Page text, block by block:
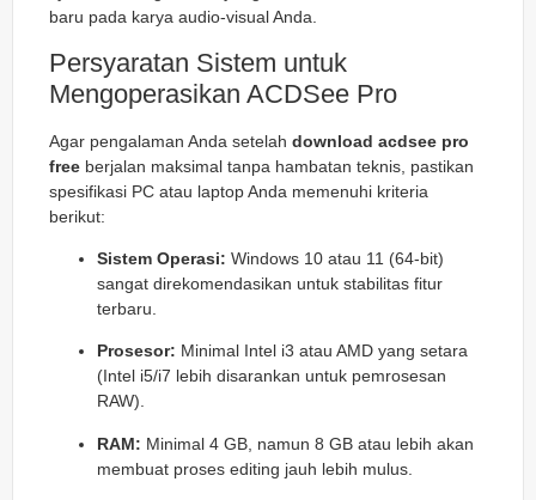
baru pada karya audio-visual Anda.
Persyaratan Sistem untuk
Mengoperasikan ACDSee Pro
Agar pengalaman Anda setelah download acdsee pro
free berjalan maksimal tanpa hambatan teknis, pastikan
spesifikasi PC atau laptop Anda memenuhi kriteria
berikut:
Sistem Operasi: Windows 10 atau 11 (64-bit)
sangat direkomendasikan untuk stabilitas fitur
terbaru.
Prosesor: Minimal Intel i3 atau AMD yang setara
(Intel i5/i7 lebih disarankan untuk pemrosesan
RAW).
RAM: Minimal 4 GB, namun 8 GB atau lebih akan
membuat proses editing jauh lebih mulus.